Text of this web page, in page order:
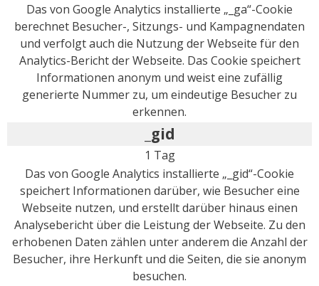
Das von Google Analytics installierte „_ga“-Cookie
berechnet Besucher-, Sitzungs- und Kampagnendaten
und verfolgt auch die Nutzung der Webseite für den
Analytics-Bericht der Webseite. Das Cookie speichert
Informationen anonym und weist eine zufällig
generierte Nummer zu, um eindeutige Besucher zu
erkennen.
_gid
1 Tag
Das von Google Analytics installierte „_gid“-Cookie
speichert Informationen darüber, wie Besucher eine
Webseite nutzen, und erstellt darüber hinaus einen
Analysebericht über die Leistung der Webseite. Zu den
erhobenen Daten zählen unter anderem die Anzahl der
Besucher, ihre Herkunft und die Seiten, die sie anonym
besuchen.